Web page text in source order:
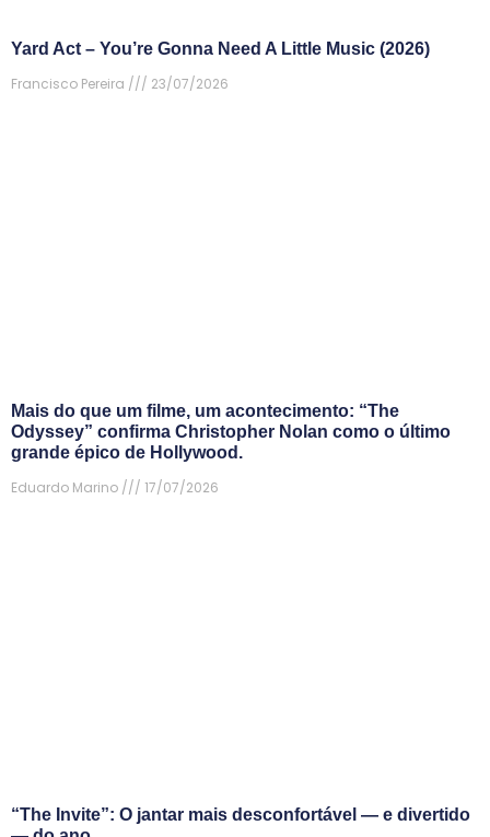
Yard Act – You’re Gonna Need A Little Music (2026)
Francisco Pereira
23/07/2026
Mais do que um filme, um acontecimento: “The
Odyssey” confirma Christopher Nolan como o último
grande épico de Hollywood.
Eduardo Marino
17/07/2026
“The Invite”: O jantar mais desconfortável — e divertido